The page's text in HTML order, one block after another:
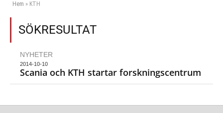
Hem » KTH
SÖKRESULTAT
NYHETER
2014-10-10
Scania och KTH startar forskningscentrum